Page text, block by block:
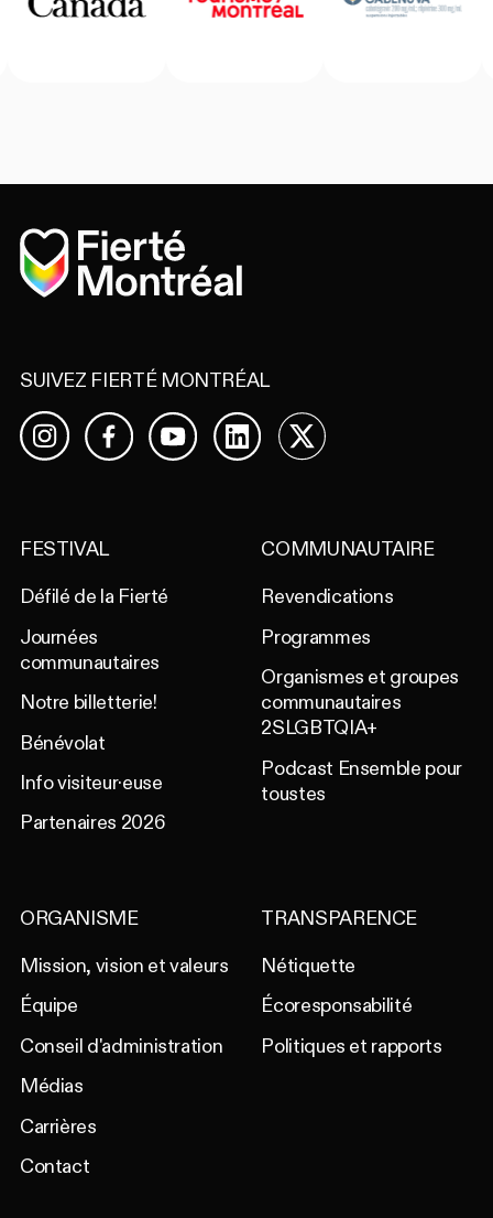
Accueil
SUIVEZ FIERTÉ MONTRÉAL
InstagramFacebookYouTubeLinkedIn
X
FESTIVAL
Défilé de la Fierté
Journées
communautaires
Notre billetterie!
Bénévolat
Info visiteur·euse
Partenaires 2026
COMMUNAUTAIRE
Revendications
Programmes
Organismes et groupes
communautaires
2SLGBTQIA+
Podcast Ensemble pour
toustes
ORGANISME
Mission, vision et valeurs
Équipe
Conseil d'administration
Médias
Carrières
Contact
TRANSPARENCE
Nétiquette
Écoresponsabilité
Politiques et rapports